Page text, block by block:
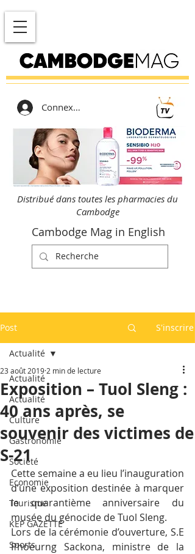
Connexion
Distribué dans toutes les pharmacies du
Cambodge
Cambodge Mag in English
Post S'inscrire
Actualité
Actualité
Culture
Gastronomie
Société
Economie
Tourisme
KEP GAZETTE
Sports
Actualité
Exposition – Tuol Sleng :
40 ans après, se
souvenir des victimes de
S-21
23 août 2019 2 min de lecture
Cette semaine a eu lieu l’inauguration
d’une exposition destinée à marquer
le quarantième anniversaire du
musée du génocide de Tuol Sleng.
Lors de la cérémonie d’ouverture, S.E
Phoeurng Sackona, ministre de la